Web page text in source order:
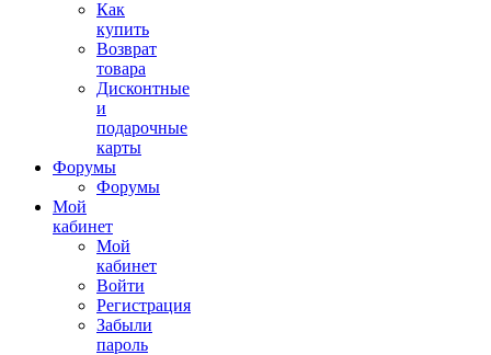
Как
купить
Возврат
товара
Дисконтные
и
подарочные
карты
Форумы
Форумы
Мой
кабинет
Мой
кабинет
Войти
Регистрация
Забыли
пароль